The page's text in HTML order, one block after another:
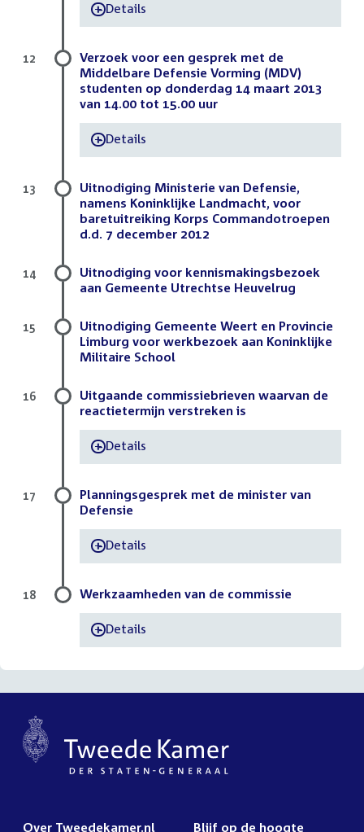
-Details
Verzoek voor een gesprek met de
Middelbare Defensie Vorming (MDV)
studenten op donderdag 14 maart 2013
van 14.00 tot 15.00 uur
-Details
12
Uitnodiging Ministerie van Defensie,
namens Koninklijke Landmacht, voor
baretuitreiking Korps Commandotroepen
d.d. 7 december 2012
13
Uitnodiging voor kennismakingsbezoek
aan Gemeente Utrechtse Heuvelrug
14
Uitnodiging Gemeente Weert en Provincie
Limburg voor werkbezoek aan Koninklijke
Militaire School
15
Uitgaande commissiebrieven waarvan de
reactietermijn verstreken is
-Details
16
Planningsgesprek met de minister van
Defensie
-Details
17
Werkzaamheden van de commissie
-Details
18
Over Tweedekamer.nl Blijf op de hoogte